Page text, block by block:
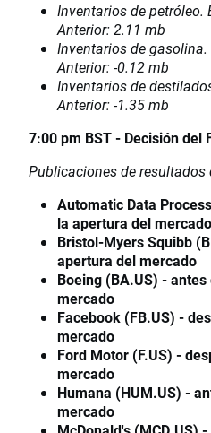
Inventarios de petróleo.
Anterior: 2.11 mb
Inventarios de gasolina.
Anterior: -0.12 mb
Inventarios de
Anterior: -1.35 mb
7:00 pm BST - Decisión del
Publicaciones de resultados
Automatic Data
la apertura del mercado
Bristol-Myers Squibb
apertura del mercado
Boeing (BA.US) -
mercado
Facebook (FB.US) -
mercado
Ford Motor (F.US) -
mercado
Humana (HUM.US) -
mercado